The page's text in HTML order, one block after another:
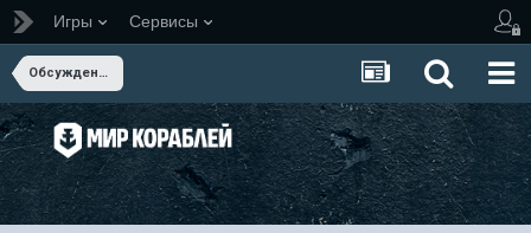
Игры Сервисы
Обсуждение Мира Кораблей